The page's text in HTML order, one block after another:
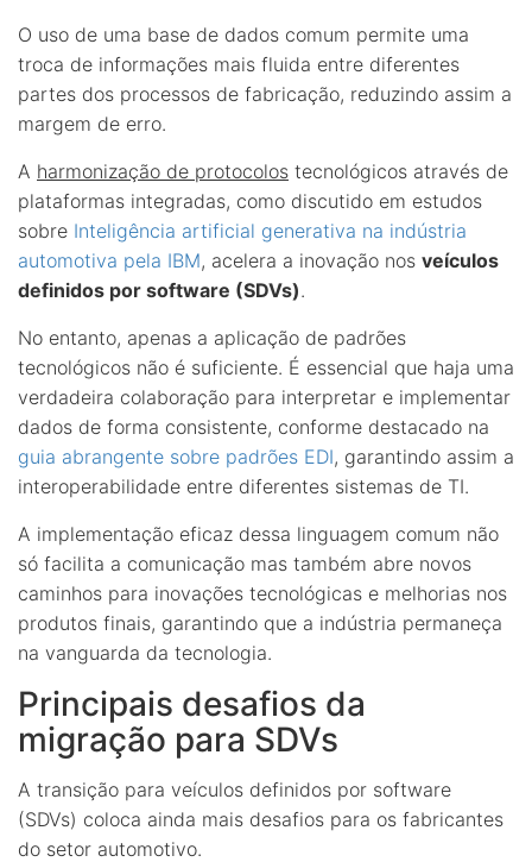
O uso de uma base de dados comum permite uma
troca de informações mais fluida entre diferentes
partes dos processos de fabricação, reduzindo assim a
margem de erro.
A harmonização de protocolos tecnológicos através de
plataformas integradas, como discutido em estudos
sobre Inteligência artificial generativa na indústria
automotiva pela IBM, acelera a inovação nos veículos
definidos por software (SDVs).
No entanto, apenas a aplicação de padrões
tecnológicos não é suficiente. É essencial que haja uma
verdadeira colaboração para interpretar e implementar
dados de forma consistente, conforme destacado na
guia abrangente sobre padrões EDI, garantindo assim a
interoperabilidade entre diferentes sistemas de TI.
A implementação eficaz dessa linguagem comum não
só facilita a comunicação mas também abre novos
caminhos para inovações tecnológicas e melhorias nos
produtos finais, garantindo que a indústria permaneça
na vanguarda da tecnologia.
Principais desafios da
migração para SDVs
A transição para veículos definidos por software
(SDVs) coloca ainda mais desafios para os fabricantes
do setor automotivo.